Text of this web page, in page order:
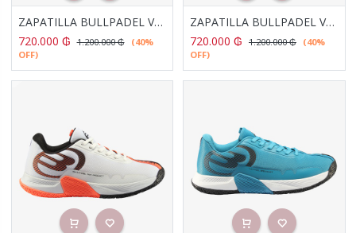
ZAPATILLA BULLPADEL VERTEX GRIP 23V LIMA
720.000 ₲ 1.200.000₲
(40%
OFF)
ZAPATILLA BULLPADEL VERTEX GRIP 23V BLANCO
720.000 ₲ 1.200.000₲ (40%
OFF)